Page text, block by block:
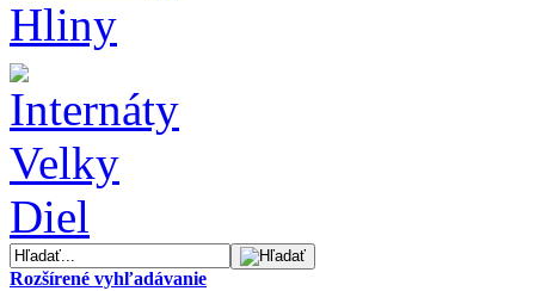
Rozšírené vyhľadávanie